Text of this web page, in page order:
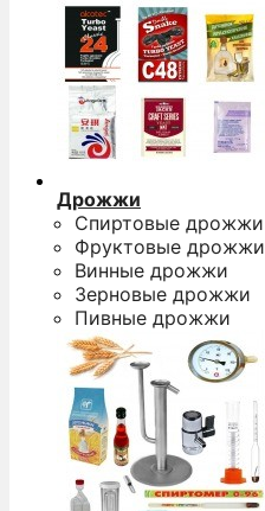
Дрожжи
Спиртовые дрожжи
Фруктовые дрожжи
Винные дрожжи
Зерновые дрожжи
Пивные дрожжи